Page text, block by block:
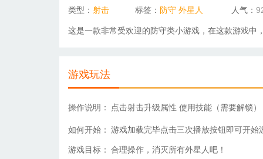
类型： 射击 标签： 防守 外星人 人气：
这是一款非常受欢迎的防守类小游戏，在这款游戏中
游戏玩法
操作说明： 点击射击升级属性 使用技能（需要解锁）
如何开始： 游戏加载完毕点击三次播放按钮即可开始
游戏目标： 合理操作，消灭所有外星人吧！